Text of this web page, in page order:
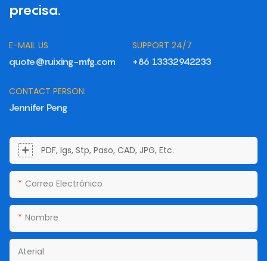
precisa.
E-MAIL US
quote@ruixing-mfg.com
SUPPORT 24/7
+86 13332942233
CONTACT PERSON:
Jennifer Peng
PDF, Igs, Stp, Paso, CAD, JPG, Etc.
Correo Electrónico
Nombre
Aterial